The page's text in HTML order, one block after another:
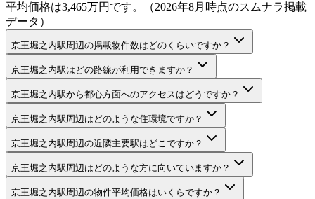
平均価格は3,465万円です。（2026年8月時点のスムナラ掲載
データ）
京王堀之内駅周辺の掲載物件数はどのくらいですか？
京王堀之内駅はどの路線が利用できますか？
京王堀之内駅から都心方面へのアクセスはどうですか？
京王堀之内駅周辺はどのような住環境ですか？
京王堀之内駅周辺の近隣主要駅はどこですか？
京王堀之内駅周辺はどのような方に向いていますか？
京王堀之内駅周辺の物件平均価格はいくらですか？